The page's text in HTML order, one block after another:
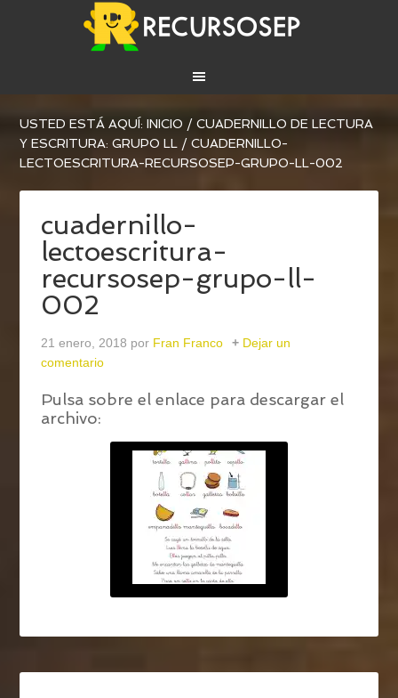
USTED ESTÁ AQUÍ:INICIO / CUADERNILLO DE LECTURA
Y ESCRITURA: GRUPO LL / CUADERNILLO-
LECTOESCRITURA-RECURSOSEP-GRUPO-LL-002
cuadernillo-
lectoescritura-
recursosep-grupo-ll-
002
21 enero, 2018 por Fran Franco
Dejar un
comentario
Pulsa sobre el enlace para descargar el
archivo: